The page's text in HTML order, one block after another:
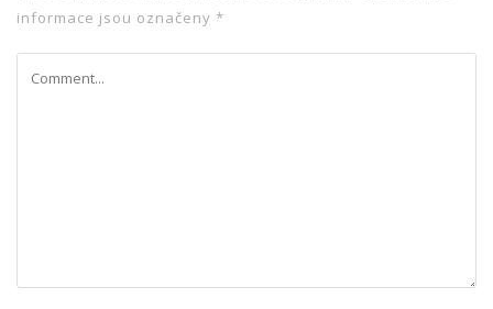
informace jsou označeny *